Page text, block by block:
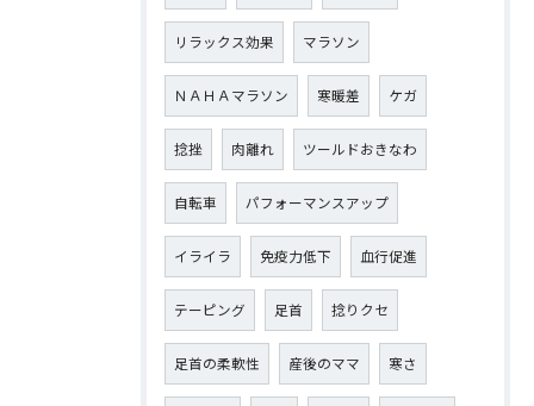
リラックス効果 マラソン
ＮＡＨＡマラソン 寒暖差 ケガ
捻挫 肉離れ ツールドおきなわ
自転車 パフォーマンスアップ
イライラ 免疫力低下 血行促進
テーピング 足首 捻りクセ
足首の柔軟性 産後のママ 寒さ